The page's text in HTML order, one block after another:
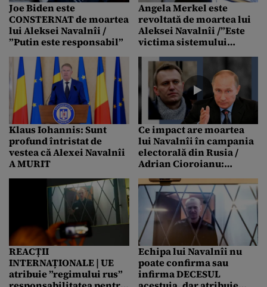
Joe Biden este
CONSTERNAT de moartea
lui Aleksei Navalnîi /
”Putin este responsabil”
Angela Merkel este
revoltată de moartea lui
Aleksei Navalnîi /”Este
victima sistemului
Klaus Iohannis: Sunt
profund întristat de
vestea că Alexei Navalnîi
A MURIT
Ce impact are moartea
lui Navalnîi în campania
electorală din Rusia /
Adrian Cioroianu:
opozanți dispar unul câte
unul
REACȚII
INTERNAȚIONALE | UE
atribuie ”regimului rus”
Echipa lui Navalnîi nu
poate confirma sau
infirma DECESUL